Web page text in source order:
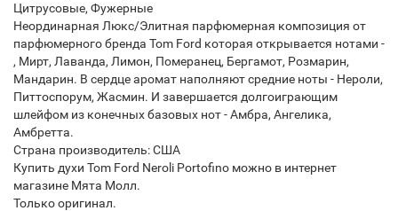
Цитрусовые, Фужерные
Неординарная Люкс/Элитная парфюмерная композиция от
парфюмерного бренда Tom Ford которая открывается нотами -
, Мирт, Лаванда, Лимон, Померанец, Бергамот, Розмарин,
Мандарин. В сердце аромат наполняют средние ноты - Нероли,
Питтоспорум, Жасмин. И завершается долгоиграющим
шлейфом из конечных базовых нот - Амбра, Ангелика,
Амбретта.
Страна производитель: США
Купить духи Tom Ford Neroli Portofino можно в интернет
магазине Мята Молл.
Только оригинал.